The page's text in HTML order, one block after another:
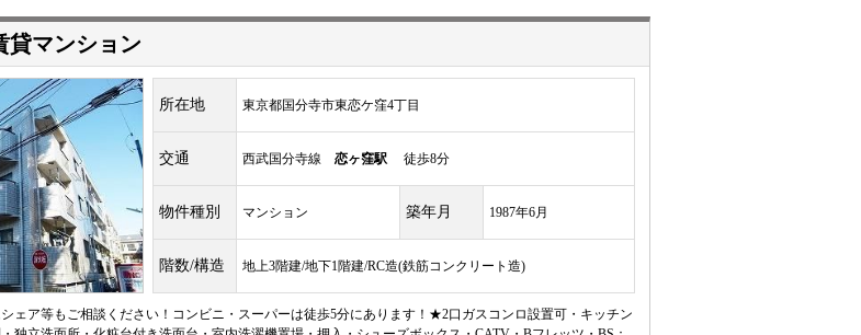
貸マンション
所在地 東京都国分寺市東恋ケ窪4丁目
交通 西武国分寺線 恋ヶ窪駅 徒歩8分
物件種別 マンション 築年月 1987年6月
階数/構造 地上3階建/地下1階建/RC造(鉄筋コンクリート造)
ェア等もご相談ください！コンビニ・スーパーは徒歩5分にあります！★2口ガスコンロ設置可・キッチン